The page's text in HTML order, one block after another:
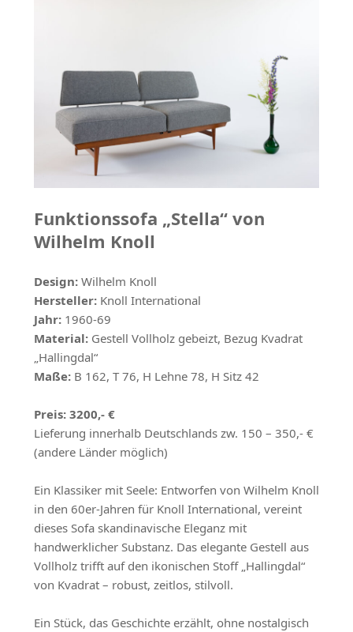
Funktionssofa „Stella“ von
Wilhelm Knoll
Design: Wilhelm Knoll
Hersteller: Knoll International
Jahr:1960-69
Material: Gestell Vollholz gebeizt, Bezug Kvadrat
„Hallingdal“
Maße: B 162, T 76, H Lehne 78, H Sitz 42
Preis: 3200,- €
Lieferung innerhalb Deutschlands zw. 150 – 350,- €
(andere Länder möglich)
Ein Klassiker mit Seele: Entworfen von Wilhelm Knoll
in den 60er-Jahren für Knoll International, vereint
dieses Sofa skandinavische Eleganz mit
handwerklicher Substanz. Das elegante Gestell aus
Vollholz trifft auf den ikonischen Stoff „Hallingdal“
von Kvadrat – robust, zeitlos, stilvoll.
Ein Stück, das Geschichte erzählt, ohne nostalgisch